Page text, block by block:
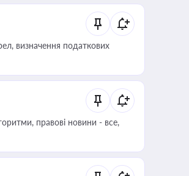
визначення податкових
правові новини - все,